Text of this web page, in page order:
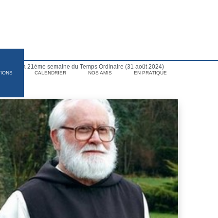
CALENDRIER NOS AMIS EN PRATIQUE
de la 21ème semaine du Temps Ordinaire (31 août 2024)